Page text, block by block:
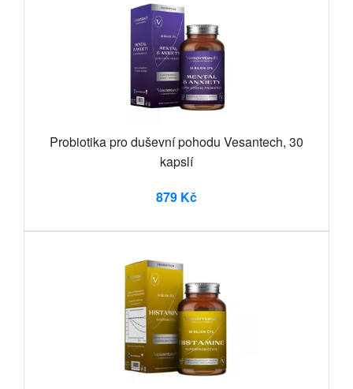
Probiotika pro duševní pohodu Vesantech, 30
kapslí
879 Kč